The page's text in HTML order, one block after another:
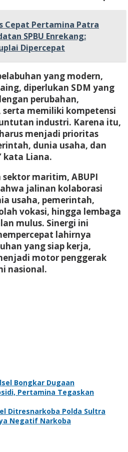
Cepat Pertamina Patra
SPBU Enrekang:
Dipercepat
yang modern,
diperlukan SDM yang
perubahan,
memiliki kompetensi
industri. Karena itu,
menjadi prioritas
dunia usaha, dan
kata Liana.
maritim, ABUPI
jalinan kolaborasi
usaha, pemerintah,
vokasi, hingga lembaga
mulus. Sinergi ini
lahirnya
yang siap kerja,
motor penggerak
nasional.
Bongkar Dugaan
Pertamina Tegaskan
Ditresnarkoba Polda Sultra
Negatif Narkoba